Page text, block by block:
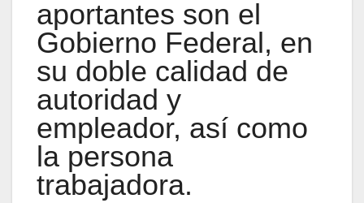
aportantes son el
Gobierno Federal, en
su doble calidad de
autoridad y
empleador, así como
la persona
trabajadora.